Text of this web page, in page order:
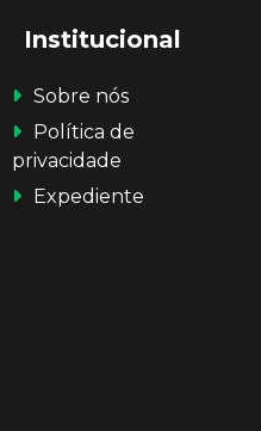
Institucional
Sobre nós
Política de
privacidade
Expediente